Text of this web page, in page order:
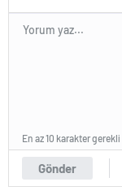
Gönder
En az 10 karakter gerekli